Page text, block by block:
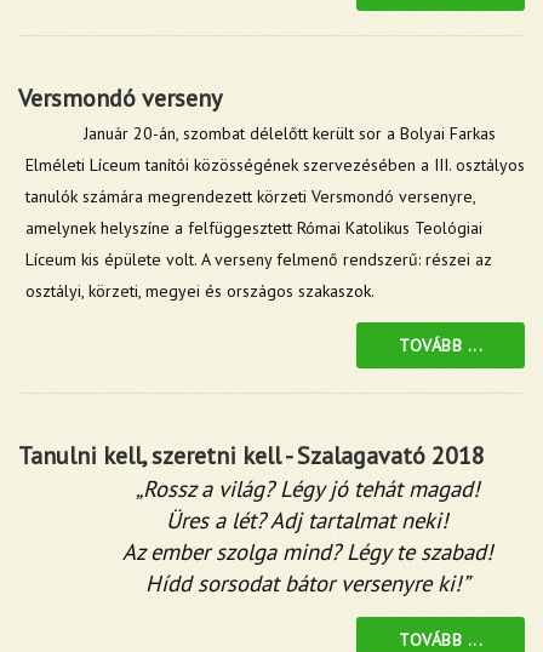
Versmondó verseny
Január 20-án, szombat délelőtt került sor a Bolyai Farkas
Elméleti Líceum tanítói közösségének szervezésében a III. osztályos
tanulók számára megrendezett körzeti Versmondó versenyre,
amelynek helyszíne a felfüggesztett Római Katolikus Teológiai
Líceum kis épülete volt. A verseny felmenő rendszerű: részei az
osztályi, körzeti, megyei és országos szakaszok.
TOVÁBB ...
Tanulni kell, szeretni kell - Szalagavató 2018
„Rossz a világ? Légy jó tehát magad!
Üres a lét? Adj tartalmat neki!
Az ember szolga mind? Légy te szabad!
Hídd sorsodat bátor versenyre ki!”
TOVÁBB ...